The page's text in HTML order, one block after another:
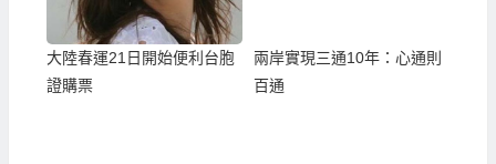
大陸春運21日開始便利台胞
證購票
兩岸實現三通10年：心通則
百通